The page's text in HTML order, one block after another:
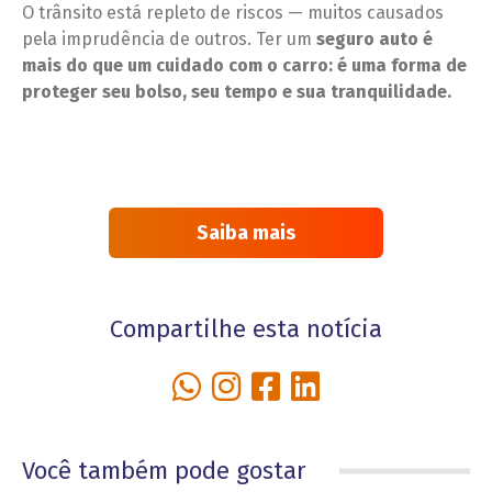
O trânsito está repleto de riscos — muitos causados
pela imprudência de outros. Ter um seguro auto é
mais do que um cuidado com o carro: é uma forma de
proteger seu bolso, seu tempo e sua tranquilidade.
Saiba mais
Compartilhe esta notícia
Você também pode gostar